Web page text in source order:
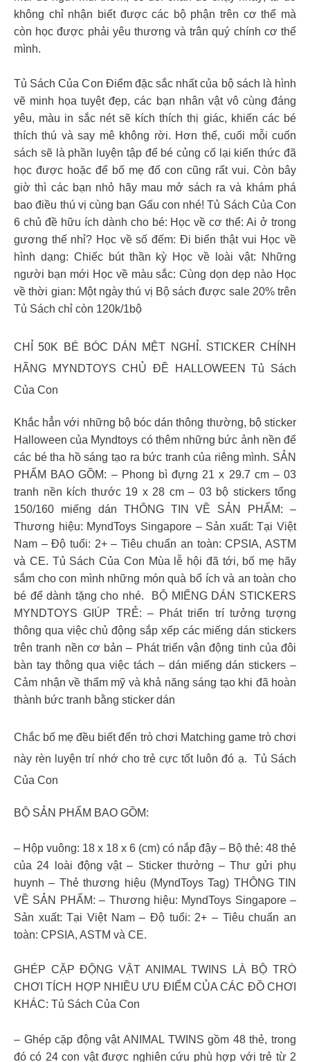
không chỉ nhận biết được các bộ phận trên cơ thể mà
còn học được phải yêu thương và trân quý chính cơ thể
mình.
Tủ Sách Của Con Điểm đặc sắc nhất của bộ sách là hình
vẽ minh họa tuyệt đẹp, các bạn nhân vật vô cùng đáng
yêu, màu in sắc nét sẽ kích thích thị giác, khiến các bé
thích thú và say mê không rời. Hơn thế, cuối mỗi cuốn
sách sẽ là phần luyện tập để bé củng cố lại kiến thức đã
học được hoặc để bố mẹ đố con cũng rất vui. Còn bây
giờ thì các bạn nhỏ hãy mau mở sách ra và khám phá
bao điều thú vị cùng bạn Gấu con nhé! Tủ Sách Của Con
6 chủ đề hữu ích dành cho bé: Học về cơ thể: Ai ở trong
gương thế nhỉ? Học về số đếm: Đi biển thật vui Học về
hình dạng: Chiếc bút thần kỳ Học về loài vật: Những
người bạn mới Học về màu sắc: Cùng dọn dẹp nào Học
về thời gian: Một ngày thú vị Bộ sách được sale 20% trên
Tủ Sách chỉ còn 120k/1bộ
CHỈ 50K BÉ BÓC DÁN MỆT NGHỈ. STICKER CHÍNH
HÃNG MYNDTOYS CHỦ ĐỀ HALLOWEEN Tủ Sách
Của Con
Khắc hẳn với những bộ bóc dán thông thường, bộ sticker
Halloween của Myndtoys có thêm những bức ảnh nền để
các bé tha hồ sáng tạo ra bức tranh của riêng mình. SẢN
PHẨM BAO GỒM: – Phong bì đựng 21 x 29.7 cm – 03
tranh nền kích thước 19 x 28 cm – 03 bộ stickers tổng
150/160 miếng dán THÔNG TIN VỀ SẢN PHẨM: –
Thương hiệu: MyndToys Singapore – Sản xuất: Tại Việt
Nam – Độ tuổi: 2+ – Tiêu chuẩn an toàn: CPSIA, ASTM
và CE. Tủ Sách Của Con Mùa lễ hội đã tới, bố mẹ hãy
sắm cho con mình những món quà bổ ích và an toàn cho
bé để dành tặng cho nhé. BỘ MIẾNG DÁN STICKERS
MYNDTOYS GIÚP TRẺ: – Phát triển trí tưởng tượng
thông qua việc chủ động sắp xếp các miếng dán stickers
trên tranh nền cơ bản – Phát triển vận động tinh của đôi
bàn tay thông qua việc tách – dán miếng dán stickers –
Cảm nhận về thẩm mỹ và khả năng sáng tạo khi đã hoàn
thành bức tranh bằng sticker dán
Chắc bố mẹ đều biết đến trò chơi Matching game trò chơi
này rèn luyện trí nhớ cho trẻ cực tốt luôn đó ạ. Tủ Sách
Của Con
BỘ SẢN PHẨM BAO GỒM:
– Hộp vuông: 18 x 18 x 6 (cm) có nắp đậy – Bộ thẻ: 48 thẻ
của 24 loài động vật – Sticker thưởng – Thư gửi phụ
huynh – Thẻ thương hiệu (MyndToys Tag) THÔNG TIN
VỀ SẢN PHẨM: – Thương hiệu: MyndToys Singapore –
Sản xuất: Tại Việt Nam – Độ tuổi: 2+ – Tiêu chuẩn an
toàn: CPSIA, ASTM và CE.
GHÉP CẶP ĐỘNG VẬT ANIMAL TWINS LÀ BỘ TRÒ
CHƠI TÍCH HỢP NHIỀU ƯU ĐIỂM CỦA CÁC ĐỒ CHƠI
KHÁC: Tủ Sách Của Con
– Ghép cặp động vật ANIMAL TWINS gồm 48 thẻ, trong
đó có 24 con vật được nghiên cứu phù hợp với trẻ từ 2